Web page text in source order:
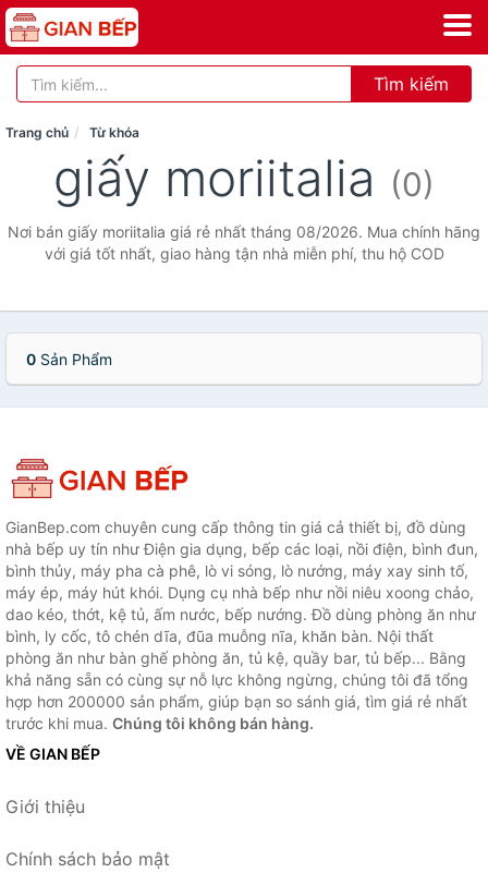
Tìm kiếm
Trang chủ Từ khóa
giấy moriitalia (0)
Nơi bán giấy moriitalia giá rẻ nhất tháng 08/2026. Mua chính hãng
với giá tốt nhất, giao hàng tận nhà miễn phí, thu hộ COD
0 Sản Phẩm
GianBep.com chuyên cung cấp thông tin giá cả thiết bị, đồ dùng
nhà bếp uy tín như Điện gia dụng, bếp các loại, nồi điện, bình đun,
bình thủy, máy pha cà phê, lò vi sóng, lò nướng, máy xay sinh tố,
máy ép, máy hút khói. Dụng cụ nhà bếp như nồi niêu xoong chảo,
dao kéo, thớt, kệ tủ, ấm nước, bếp nướng. Đồ dùng phòng ăn như
bình, ly cốc, tô chén dĩa, đũa muỗng nĩa, khăn bàn. Nội thất
phòng ăn như bàn ghế phòng ăn, tủ kệ, quầy bar, tủ bếp... Bằng
khả năng sẵn có cùng sự nỗ lực không ngừng, chúng tôi đã tổng
hợp hơn 200000 sản phẩm, giúp bạn so sánh giá, tìm giá rẻ nhất
trước khi mua. Chúng tôi không bán hàng.
VỀ GIAN BẾP
Giới thiệu
Chính sách bảo mật